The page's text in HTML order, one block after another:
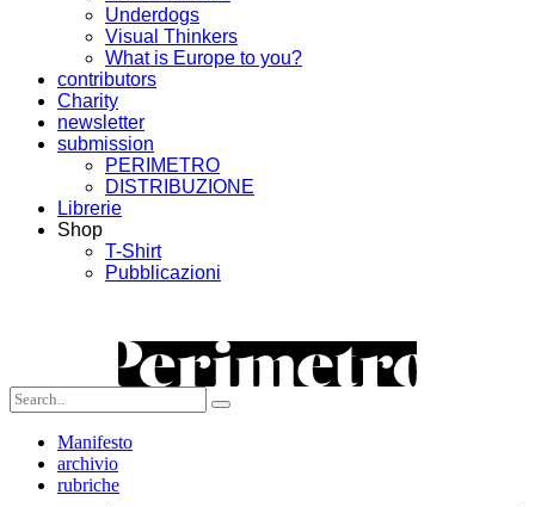
Underdogs
Visual Thinkers
What is Europe to you?
contributors
Charity
newsletter
submission
PERIMETRO
DISTRIBUZIONE
Librerie
Shop
T-Shirt
Pubblicazioni
Manifesto
archivio
rubriche